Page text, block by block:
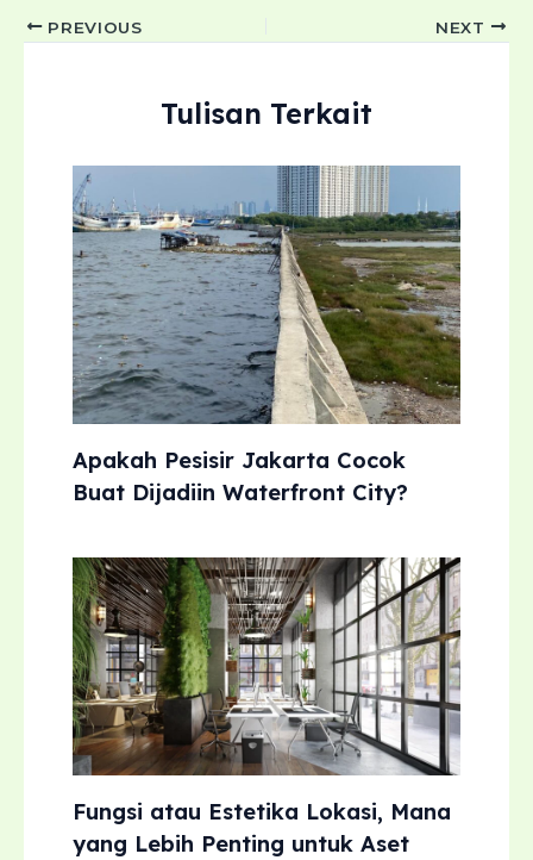
Post
PREVIOUS NEXT
Tulisan Terkait
Apakah Pesisir Jakarta Cocok
Buat Dijadiin Waterfront City?
Fungsi atau Estetika Lokasi, Mana
yang Lebih Penting untuk Aset